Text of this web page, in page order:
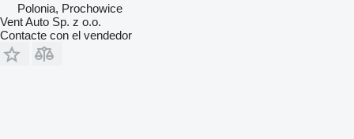
Polonia, Prochowice
Vent Auto Sp. z o.o.
Contacte con el vendedor